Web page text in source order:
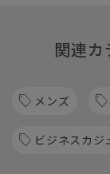
関連カ
メンズ
ビジネスカジ